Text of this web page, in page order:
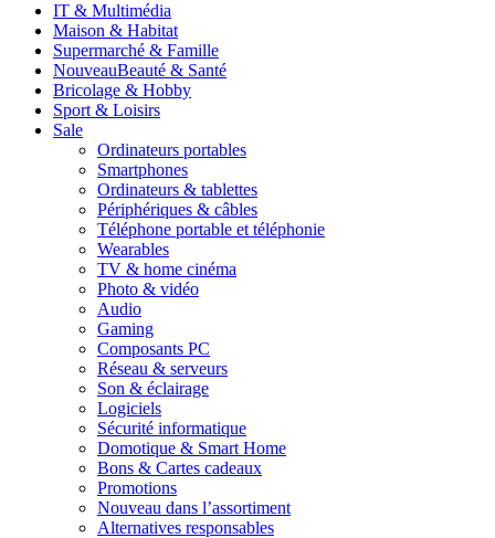
IT & Multimédia
Maison & Habitat
Supermarché & Famille
NouveauBeauté & Santé
Bricolage & Hobby
Sport & Loisirs
Sale
Ordinateurs portables
Smartphones
Ordinateurs & tablettes
Périphériques & câbles
Téléphone portable et téléphonie
Wearables
TV & home cinéma
Photo & vidéo
Audio
Gaming
Composants PC
Réseau & serveurs
Son & éclairage
Logiciels
Sécurité informatique
Domotique & Smart Home
Bons & Cartes cadeaux
Promotions
Nouveau dans l’assortiment
Alternatives responsables